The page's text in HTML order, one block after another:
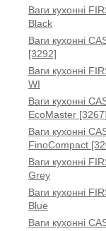
Ваги кухонні
Black
Ваги кухонні
[3292]
Ваги кухонні
WI
Ваги кухонні
EcoMaster [3267]
Ваги кухонні
FinoCompact
Ваги кухонні
Grey
Ваги кухонні
Blue
Ваги кухонні